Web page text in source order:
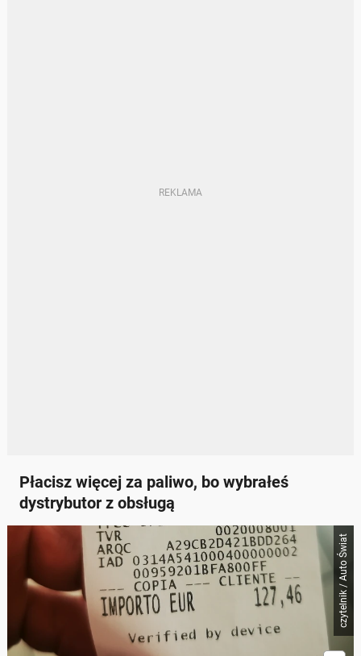
Płacisz więcej za paliwo, bo wybrałeś
dystrybutor z obsługą
czytelnik / Auto Świat